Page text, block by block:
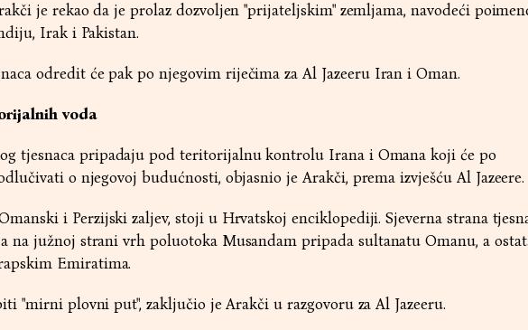
je rekao da je prolaz dozvoljen "prijateljskim" zemljama, navodeći
Irak i Pakistan.
odredit će pak po njegovim riječima za Al Jazeeru Iran i Oman.
voda
tjesnaca pripadaju pod teritorijalnu kontrolu Irana i Omana koji će po
o njegovoj budućnosti, objasnio je Arakči, prema izvješću Al Jazeere.
i Perzijski zaljev, stoji u Hrvatskoj enciklopediji. Sjeverna strana
na južnoj strani vrh poluotoka Musandam pripada sultanatu Omanu, a
Emiratima.
"mirni plovni put", zaključio je Arakči u razgovoru za Al Jazeeru.